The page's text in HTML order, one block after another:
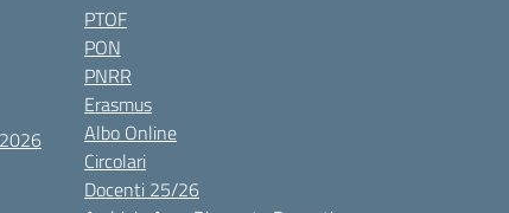
PTOF
PON
PNRR
Erasmus
Albo Online
Circolari
Docenti 25/26